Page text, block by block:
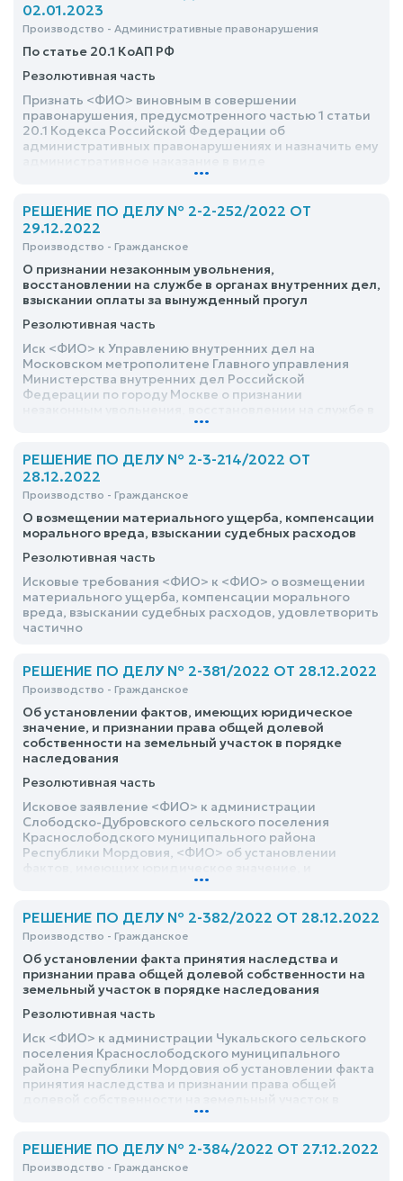
действий судебного пристава-исполнителя отказать
02.01.2023
Производство - Административные правонарушения
По статье 20.1 КоАП РФ
Резолютивная часть
Признать <ФИО> виновным в совершении
правонарушения, предусмотренного частью 1 статьи
20.1 Кодекса Российской Федерации об
административных правонарушениях и назначить ему
административного штрафа в размере 500 (пятьсот)
...
РЕШЕНИЕ ПО ДЕЛУ № 2-2-252/2022 ОТ
29.12.2022
Производство - Гражданское
О признании незаконным увольнения,
восстановлении на службе в органах внутренних дел,
взыскании оплаты за вынужденный прогул
Резолютивная часть
Иск <ФИО> к Управлению внутренних дел на
Московском метрополитене Главного управления
Министерства внутренних дел Российской
Федерации по городу Москве о признании
органах внутренних дел, взыскании оплаты за
...
РЕШЕНИЕ ПО ДЕЛУ № 2-3-214/2022 ОТ
28.12.2022
Производство - Гражданское
О возмещении материального ущерба, компенсации
морального вреда, взыскании судебных расходов
Резолютивная часть
Исковые требования <ФИО> к <ФИО> о возмещении
материального ущерба, компенсации морального
вреда, взыскании судебных расходов, удовлетворить
частично
РЕШЕНИЕ ПО ДЕЛУ № 2-381/2022 ОТ 28.12.2022
Производство - Гражданское
Об установлении фактов, имеющих юридическое
значение, и признании права общей долевой
собственности на земельный участок в порядке
наследования
Резолютивная часть
Исковое заявление <ФИО> к администрации
Слободско-Дубровского сельского поселения
Краснослободского муниципального района
Республики Мордовия, <ФИО> об установлении
признании права общей долевой собственности на
удовлетворить
...
РЕШЕНИЕ ПО ДЕЛУ № 2-382/2022 ОТ 28.12.2022
Производство - Гражданское
Об установлении факта принятия наследства и
признании права общей долевой собственности на
земельный участок в порядке наследования
Резолютивная часть
Иск <ФИО> к администрации Чукальского сельского
поселения Краснослободского муниципального
района Республики Мордовия об установлении факта
принятия наследства и признании права общей
порядке наследования удовлетворить
...
РЕШЕНИЕ ПО ДЕЛУ № 2-384/2022 ОТ 27.12.2022
Производство - Гражданское